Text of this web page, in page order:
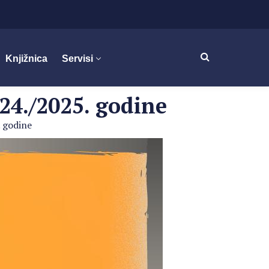
Knjižnica Servisi
2025. godine
godine